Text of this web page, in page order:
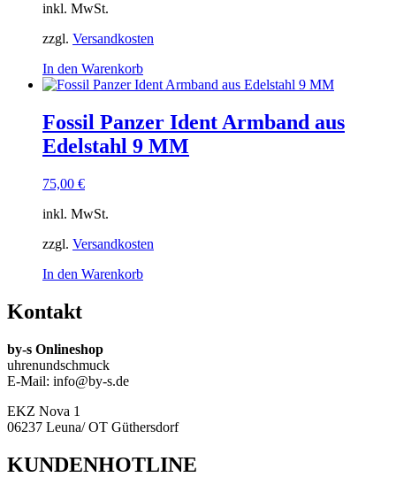
inkl. MwSt.
zzgl. Versandkosten
In den Warenkorb
Fossil Panzer Ident Armband aus
Edelstahl 9 MM
75,00 €
inkl. MwSt.
zzgl. Versandkosten
In den Warenkorb
Kontakt
by-s Onlineshop
uhrenundschmuck
E-Mail: info@by-s.de
EKZ Nova 1
06237 Leuna/ OT Güthersdorf
KUNDENHOTLINE